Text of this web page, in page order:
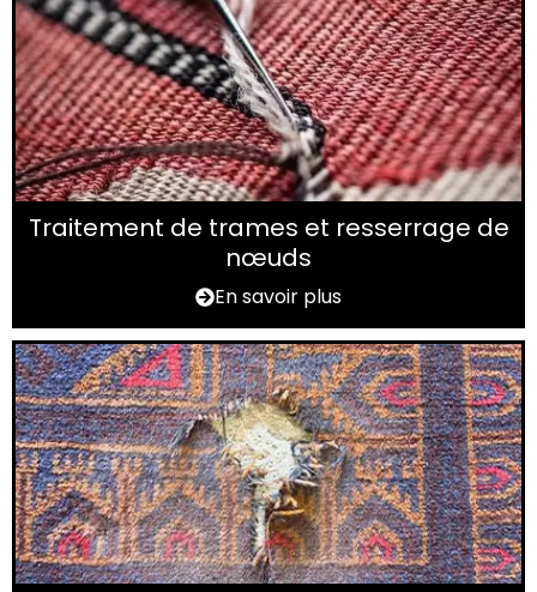
Traitement de trames et resserrage de
nœuds
En savoir plus